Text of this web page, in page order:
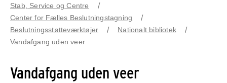
Stab, Service og Centre
Center for Fælles Beslutningstagning
Beslutningsstøtteværktøjer
Nationalt bibliotek
Vandafgang uden veer
Vandafgang uden veer